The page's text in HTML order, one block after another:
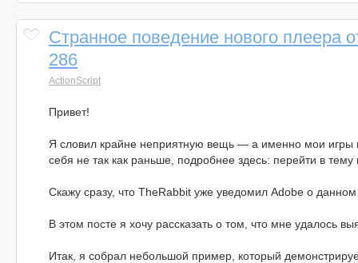
Странное поведение нового плеера
286
ActionScript
Привет!
Я словил крайне неприятную вещь — а именно мои игры
себя не так как раньше, подробнее здесь: перейти в
Скажу сразу, что TheRabbit уже уведомил Adobe о
В этом посте я хочу рассказать о том, что мне удалось
Итак, я собрал небольшой пример, который